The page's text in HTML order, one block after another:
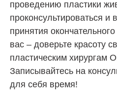
проведению пластики
проконсультироваться и
принятия
вас – доверьте красоту
пластическим хирургам
Записывайтесь на
для себя время!